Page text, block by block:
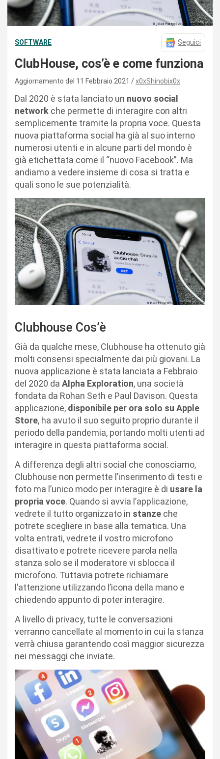
SOFTWARE Seguici
ClubHouse, cos’è e come funziona
Aggiornamento del 11 Febbraio 2021 x0xShinobix0x
Dal 2020 è stata lanciato un nuovo social
network che permette di interagire con altri
semplicemente tramite la propria voce. Questa
nuova piattaforma social ha già al suo interno
numerosi utenti e in alcune parti del mondo è
già etichettata come il “nuovo Facebook”. Ma
andiamo a vedere insieme di cosa si tratta e
quali sono le sue potenzialità.
Clubhouse Cos’è
Già da qualche mese, Clubhouse ha ottenuto già
molti consensi specialmente dai più giovani. La
nuova applicazione è stata lanciata a Febbraio
del 2020 da Alpha Exploration, una società
fondata da Rohan Seth e Paul Davison. Questa
applicazione, disponibile per ora solo su Apple
Store, ha avuto il suo seguito proprio durante il
periodo della pandemia, portando molti utenti ad
interagire in questa piattaforma social.
A differenza degli altri social che conosciamo,
Clubhouse non permette l’inserimento di testi e
foto ma l’unico modo per interagire è di usare la
propria voce. Quando si avvia l’applicazione,
vedrete il tutto organizzato in stanze che
potrete scegliere in base alla tematica. Una
volta entrati, vedrete il vostro microfono
disattivato e potrete ricevere parola nella
stanza solo se il moderatore vi sblocca il
microfono. Tuttavia potrete richiamare
l’attenzione utilizzando l’icona della mano e
chiedendo appunto di poter interagire.
A livello di privacy, tutte le conversazioni
verranno cancellate al momento in cui la stanza
verrà chiusa garantendo così maggior sicurezza
nei messaggi che inviate.